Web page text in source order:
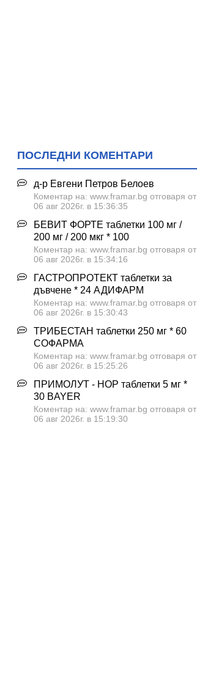
ПОСЛЕДНИ КОМЕНТАРИ
д-р Евгени Петров Белоев
Коментар на: www.framar.bg отговаря от
06 авг 2026г. в 15:36:35
БЕВИТ ФОРТЕ таблетки 100 мг /
200 мг / 200 мкг * 100
Коментар на: www.framar.bg отговаря от
06 авг 2026г. в 15:34:16
ГАСТРОПРОТЕКТ таблетки за
дъвчене * 24 АДИФАРМ
Коментар на: www.framar.bg отговаря от
06 авг 2026г. в 15:30:43
ТРИБЕСТАН таблетки 250 мг * 60
СОФАРМА
Коментар на: www.framar.bg отговаря от
06 авг 2026г. в 15:25:26
ПРИМОЛУТ - НОР таблетки 5 мг *
30 BAYER
Коментар на: www.framar.bg отговаря от
06 авг 2026г. в 15:19:30